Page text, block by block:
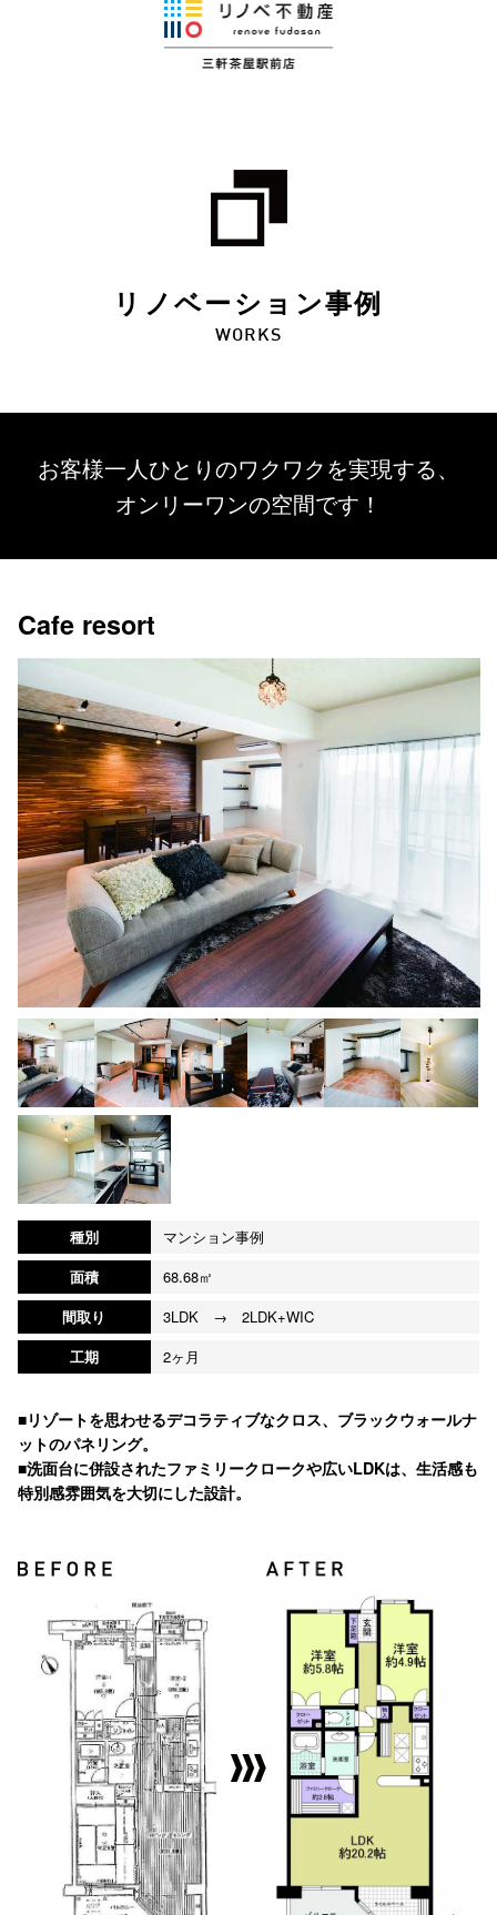
リノベーション事例
WORKS
お客様一人ひとりのワクワクを実現する、
オンリーワンの空間です！
Cafe resort
種別
マンション事例
面積
68.68㎡
間取り
3LDK → 2LDK+WIC
工期
2ヶ月
■リゾートを思わせるデコラティブなクロス、ブラックウォールナ
ットのパネリング。
■洗面台に併設されたファミリークロークや広いLDKは、生活感も
特別感雰囲気を大切にした設計。